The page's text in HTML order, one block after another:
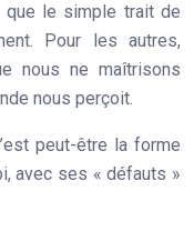
le simple trait de
Pour les autres,
nous ne maîtrisons
nous perçoit.
peut-être la forme
avec ses « défauts »